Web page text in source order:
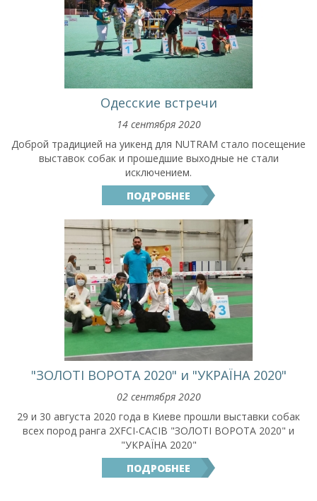
Одесские встречи
14 сентября 2020
Доброй традицией на уикенд для NUTRAM стало посещение
выставок собак и прошедшие выходные не стали
исключением.
ПОДРОБНЕЕ
"ЗОЛОТІ ВОРОТА 2020" и "УКРАЇНА 2020"
02 сентября 2020
29 и 30 августа 2020 года в Киеве прошли выставки собак
всех пород ранга 2ХFCI-CACIB "ЗОЛОТІ ВОРОТА 2020" и
"УКРАЇНА 2020"
ПОДРОБНЕЕ